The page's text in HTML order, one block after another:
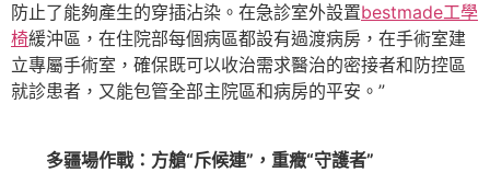
防止了能夠產生的穿插沾染。在急診室外設置bestmade工學
椅緩沖區，在住院部每個病區都設有過渡病房，在手術室建
立專屬手術室，確保既可以收治需求醫治的密接者和防控區
就診患者，又能包管全部主院區和病房的平安。”
多疆場作戰：方艙“斥候連”，重癥“守護者”